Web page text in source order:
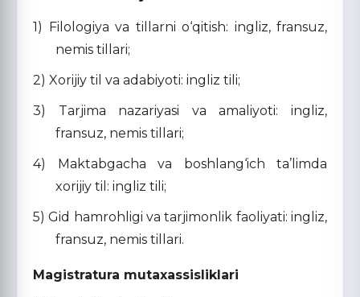
1) Filologiya va tillarni o‘qitish: ingliz, fransuz,
nemis tillari;
2) Xorijiy til va adabiyoti: ingliz tili;
3) Tarjima nazariyasi va amaliyoti: ingliz,
fransuz, nemis tillari;
4) Maktabgacha va boshlang‘ich ta’limda
xorijiy til: ingliz tili;
5) Gid hamrohligi va tarjimonlik faoliyati: ingliz,
fransuz, nemis tillari.
Magistratura mutaxassisliklari